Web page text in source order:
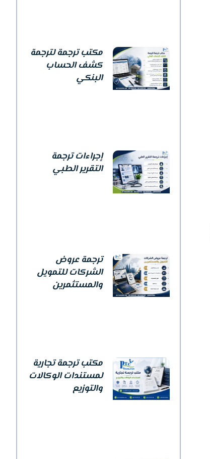
مكتب ترجمة لترجمة
كشف الحساب
البنكي
إجراءات ترجمة
التقرير الطبي
ترجمة عروض
الشركات للتمويل
والمستثمرين
مكتب ترجمة تجارية
لمستندات الوكالات
والتوزيع